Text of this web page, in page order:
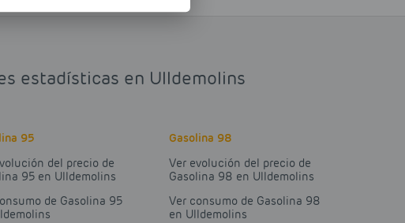
estadísticas en Ulldemolins
95
del precio de
95 en Ulldemolins
de Gasolina 95
Gasolina 98
Ver evolución del precio de
Gasolina 98 en Ulldemolins
Ver consumo de Gasolina 98
en Ulldemolins